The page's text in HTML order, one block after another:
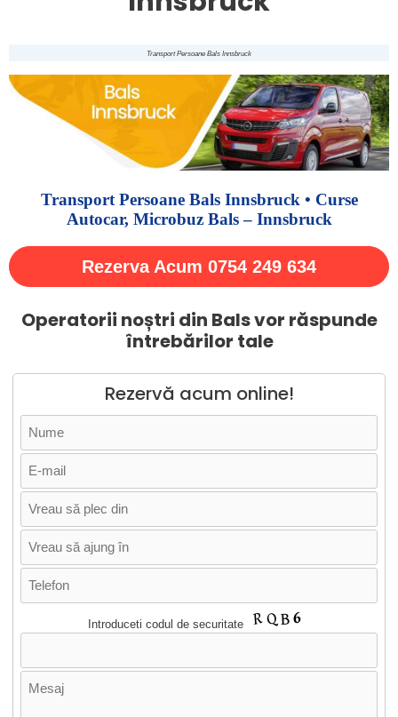
Transport Persoane Bals Innsbruck
Transport Persoane Bals Innsbruck • Curse
Autocar, Microbuz Bals – Innsbruck
Rezerva Acum 0754 249 634
Operatorii noștri din Bals vor răspunde
întrebărilor tale
Rezervă acum online!
Introduceti codul de securitate